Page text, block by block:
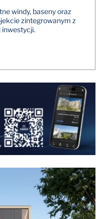
windy, baseny oraz
zintegrowanym z
inwestycji.